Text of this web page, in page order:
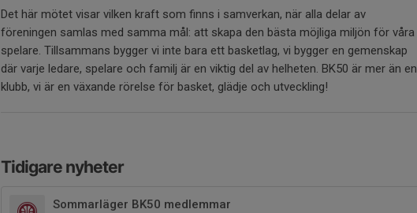
Det här mötet visar vilken kraft som finns i samverkan, när alla delar av
föreningen samlas med samma mål: att skapa den bästa möjliga miljön för våra
spelare. Tillsammans bygger vi inte bara ett basketlag, vi bygger en gemenskap
där varje ledare, spelare och familj är en viktig del av helheten. BK50 är mer än en
klubb, vi är en växande rörelse för basket, glädje och utveckling!
Tidigare nyheter
Sommarläger BK50 medlemmar